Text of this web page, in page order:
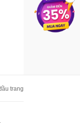
trang